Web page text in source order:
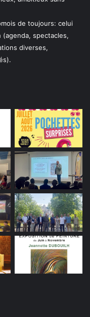
de toujours: celui
(agenda, spectacles,
diverses,